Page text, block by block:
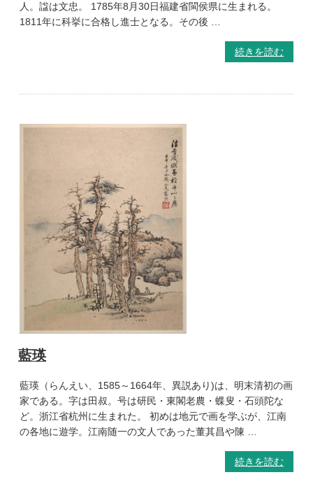
人。諡は文忠。 1785年8月30日福建省閩侯県に生まれる。
1811年に科挙に合格し進士となる。その後 …
続きを読む
藍瑛
藍瑛（らんえい、1585～1664年、異説あり)は、明末清初の画
家である。字は田叔。号は研民・東閣老農・蝶叟・石頭陀な
ど。浙江省杭州に生まれた。 初めは地元で画を学ぶが、江南
の各地に遊学。江南随一の文人であった董其昌や陳 …
続きを読む